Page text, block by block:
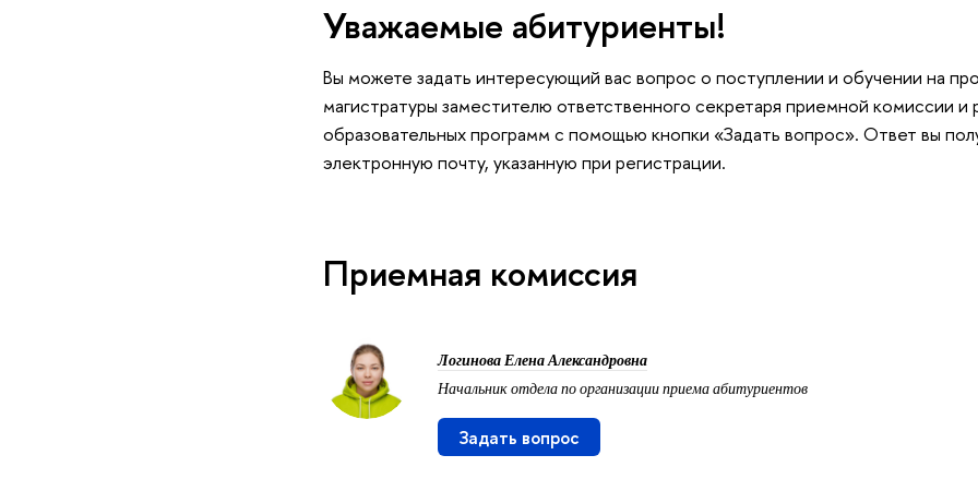
Уважаемые абитуриенты!
Вы можете задать интересующий вас вопрос о поступлении и обучении на
магистратуры заместителю ответственного секретаря приемной комиссии и
образовательных программ с помощью кнопки «Задать вопрос». Ответ вы
электронную почту, указанную при регистрации.
Приемная комиссия
Логинова Елена Александровна
Начальник отдела по организации приема абитуриентов
Задать вопрос